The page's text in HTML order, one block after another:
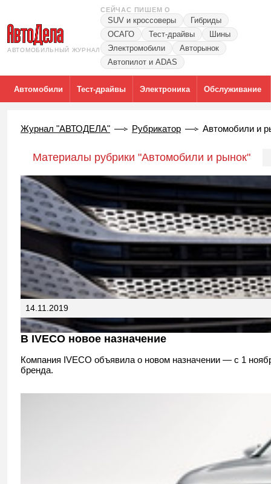
АВТОМОБИЛЬНЫЙ ЖУРНАЛ
СЕЙЧАС ПИШЕМ О
SUV и кроссоверы
Гибриды
ОСАГО
Тест-драйвы
Шины
Электромобили
Авторынок
Автопилот и ADAS
Автомобили Тест-драйвы Электроника Обслуживание
Журнал "АВТОДЕЛА" Рубрикатор Автомобили и
Материалы рубрики "Автомобили и рынок"
14.11.2019
В IVECO новое назначение
Компания IVECO объявила о новом назначении — с 1
бренда.